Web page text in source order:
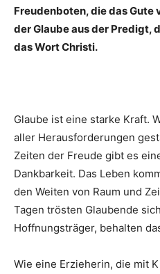
Freudenboten, die das Gute
der Glaube aus der Predigt,
das Wort Christi.
Glaube ist eine starke Kraft.
aller Herausforderungen
Zeiten der Freude gibt es
Dankbarkeit. Das Leben
den Weiten von Raum und
Tagen trösten Glaubende
Hoffnungsträger, behalten
Wie eine Erzieherin, die mit